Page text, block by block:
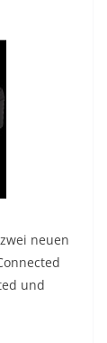
neuen
und